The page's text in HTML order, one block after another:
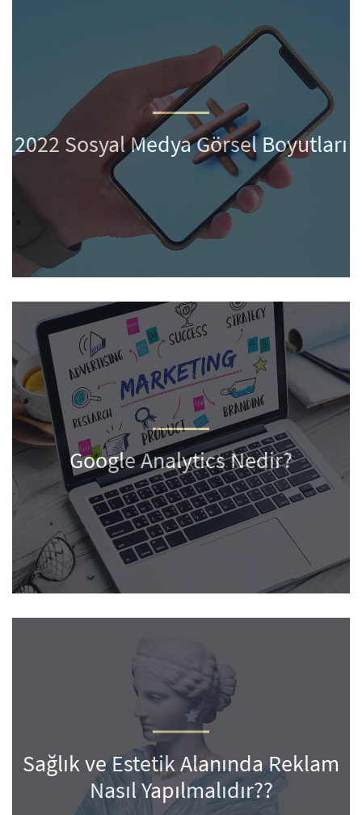
2022 Sosyal Medya Görsel Boyutları
Google Analytics Nedir?
Sağlık ve Estetik Alanında Reklam
Nasıl Yapılmalıdır??